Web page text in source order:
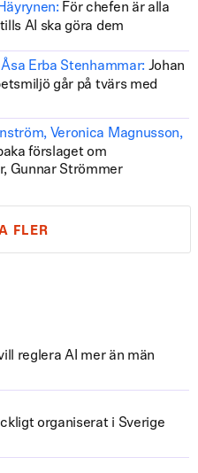
För chefen är alla
AI ska göra dem
Erba Stenhammar: Johan
går på tvärs med
Veronica Magnusson,
förslaget om
Gunnar Strömmer
FLER
reglera AI mer än män
organiserat i Sverige